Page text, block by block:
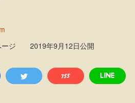
ージ 2019年9月12日公開